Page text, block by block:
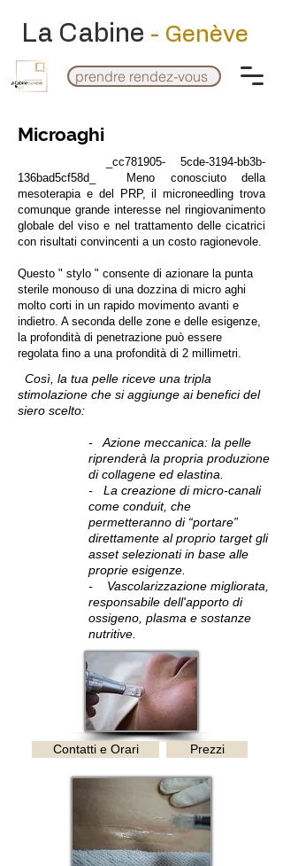
La Cabine - Genève
prendre rendez-vous
Microaghi
_cc781905- 5cde-3194-bb3b-
136bad5cf58d_ Meno conosciuto della
mesoterapia e del PRP, il microneedling trova
comunque grande interesse nel ringiovanimento
globale del viso e nel trattamento delle cicatrici
con risultati convincenti a un costo ragionevole.
Questo " stylo " consente di azionare la punta
sterile monouso di una dozzina di micro aghi
molto corti in un rapido movimento avanti e
indietro. A seconda delle zone e delle esigenze,
la profondità di penetrazione può essere
regolata fino a una profondità di 2 millimetri.
Così, la tua pelle riceve una tripla
stimolazione che si aggiunge ai benefici del
siero scelto:
- Azione meccanica: la pelle
riprenderà la propria produzione
di collagene ed elastina.
- La creazione di micro-canali
come conduit, che
permetteranno di “portare”
direttamente al proprio target gli
asset selezionati in base alle
proprie esigenze.
- Vascolarizzazione migliorata,
responsabile dell'apporto di
ossigeno, plasma e sostanze
nutritive.
Contatti e Orari Prezzi